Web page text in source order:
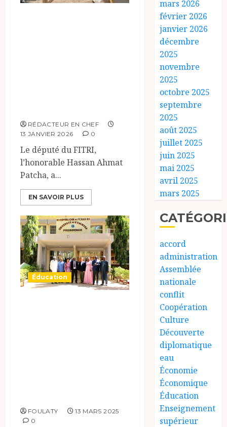
RÉDACTEUR EN CHEF
13 JANVIER 2026
0
Le député du FITRI,
l’honorable Hassan Ahmat
Patcha, a...
EN SAVOIR PLUS
Éducation
FOULATY
13 MARS 2025
0
mars 2026
février 2026
janvier 2026
décembre
2025
novembre
2025
octobre 2025
septembre
2025
août 2025
juillet 2025
juin 2025
mai 2025
avril 2025
mars 2025
accord
administration
Assemblée
nationale
conflit
Coopération
Culture
Découverte
diplomatique
eau
Économie
Économique
Éducation
Enseignement
supérieur